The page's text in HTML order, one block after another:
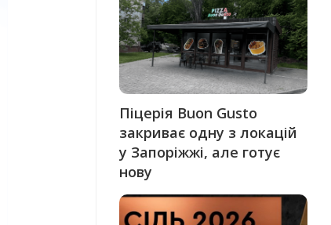
Піцерія Buon Gusto
закриває одну з локацій
у Запоріжжі, але готує
нову